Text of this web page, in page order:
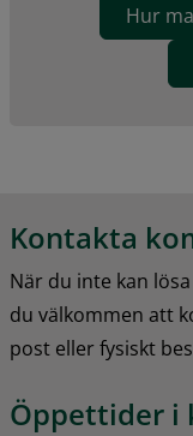
Hur
Kontakta
När du inte kan
du välkommen att
post eller fysiskt
Öppettider i